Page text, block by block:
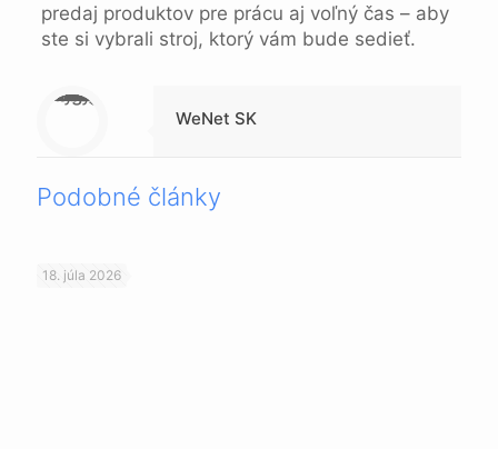
predaj produktov pre prácu aj voľný čas – aby
ste si vybrali stroj, ktorý vám bude sedieť.
Warning
: Trying to access array offset on null in
/data/1/4/149a9a91-3acc-4306-8eec-62104a76cbc2/skica.online/web/wp-content/themes/betheme-child/includes/content-single.php
on line
286
WeNet SK
Podobné články
18. júla 2026